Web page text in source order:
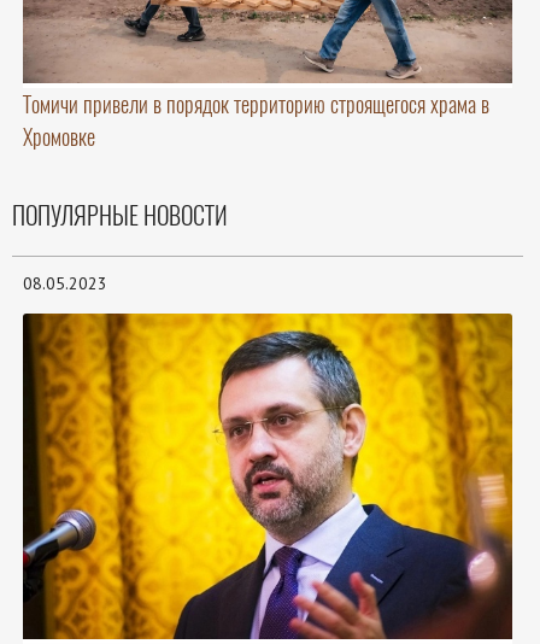
Томичи привели в порядок территорию строящегося храма в
Хромовке
ПОПУЛЯРНЫЕ НОВОСТИ
08.05.2023